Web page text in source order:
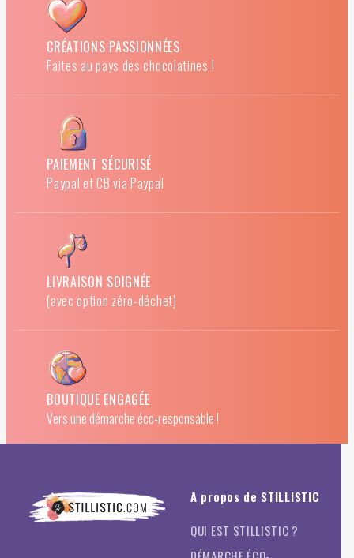
CRÉATIONS PASSIONNÉES
Faites au pays des chocolatines !
PAIEMENT SÉCURISÉ
Paypal et CB via Paypal
LIVRAISON SOIGNÉE
(avec option zéro-déchet)
BOUTIQUE ENGAGÉE
Vers une démarche éco-responsable !
A propos de STILLISTIC
QUI EST STILLISTIC ?